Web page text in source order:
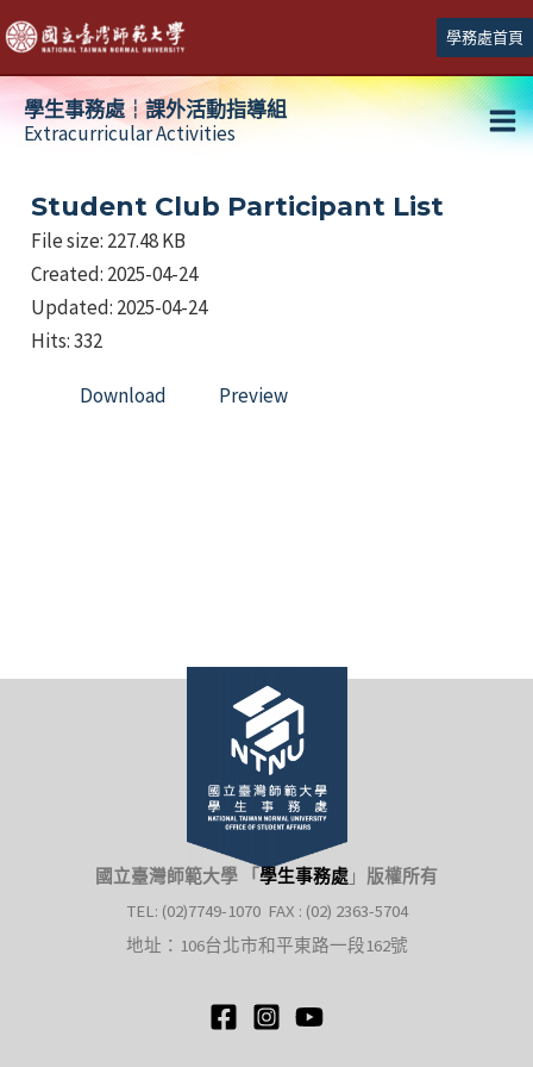
跳
至
主
學務處首頁
學生事務處┆課外活動指導組
Extracurricular Activities
Student Club Participant List
File size: 227.48 KB
Created: 2025-04-24
Updated: 2025-04-24
Hits: 332
Download Preview
國立臺灣師範大學 「 學生事務處 」 版權所有
TEL: (02)7749-1070 FAX : (02) 2363-5704
地址：106台北市和平東路一段162號